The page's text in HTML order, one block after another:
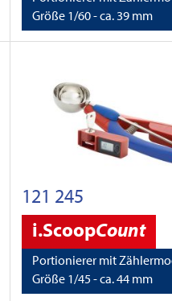
Größe 1/60 - ca. 39 mm
121 245
i.ScoopCount
Portionierer mit
Größe 1/45 - ca. 44 mm